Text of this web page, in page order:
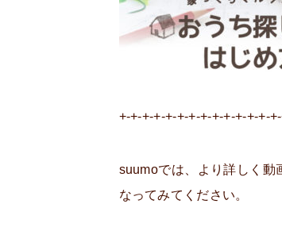
+-+-+-+-+-+-+-+-+-+-+-+-+-
suumoでは、より詳しく動
なってみてください。